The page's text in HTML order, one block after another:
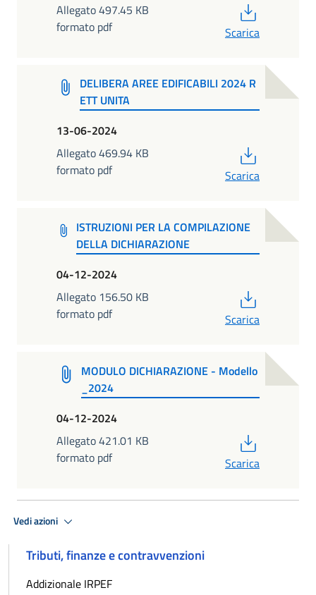
Allegato 497.45 KB
formato pdf
Scarica
DELIBERA AREE EDIFICABILI 2024 R
ETT UNITA
13-06-2024
Allegato 469.94 KB
formato pdf
Scarica
ISTRUZIONI PER LA COMPILAZIONE
DELLA DICHIARAZIONE
04-12-2024
Allegato 156.50 KB
formato pdf
Scarica
MODULO DICHIARAZIONE - Modello
_2024
04-12-2024
Allegato 421.01 KB
formato pdf
Scarica
Vedi azioni
Tributi, finanze e contravvenzioni
Addizionale IRPEF